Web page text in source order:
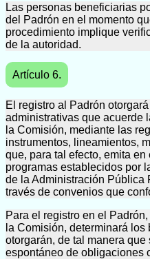
Las personas beneficiarias
del Padrón en el momento
procedimiento implique
de la autoridad.
Artículo 6.
El registro al Padrón
administrativas que acuerde
la Comisión, mediante las
instrumentos, lineamientos,
que, para tal efecto, emita
programas establecidos por
de la Administración Pública
través de convenios que
Para el registro en el
la Comisión, determinará
otorgarán, de tal manera
espontáneo de obligaciones